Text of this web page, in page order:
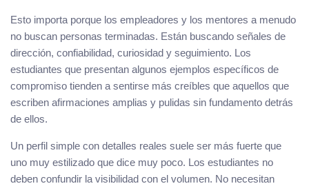
Esto importa porque los empleadores y los mentores a menudo
no buscan personas terminadas. Están buscando señales de
dirección, confiabilidad, curiosidad y seguimiento. Los
estudiantes que presentan algunos ejemplos específicos de
compromiso tienden a sentirse más creíbles que aquellos que
escriben afirmaciones amplias y pulidas sin fundamento detrás
de ellos.
Un perfil simple con detalles reales suele ser más fuerte que
uno muy estilizado que dice muy poco. Los estudiantes no
deben confundir la visibilidad con el volumen. No necesitan